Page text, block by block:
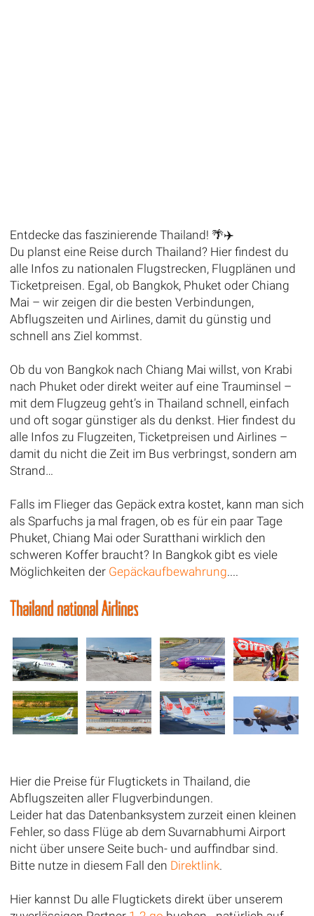
Entdecke das faszinierende Thailand! 🌴✈️
Du planst eine Reise durch Thailand? Hier findest du
alle Infos zu nationalen Flugstrecken, Flugplänen und
Ticketpreisen. Egal, ob Bangkok, Phuket oder Chiang
Mai – wir zeigen dir die besten Verbindungen,
Abflugszeiten und Airlines, damit du günstig und
schnell ans Ziel kommst.
Ob du von Bangkok nach Chiang Mai willst, von Krabi
nach Phuket oder direkt weiter auf eine Trauminsel –
mit dem Flugzeug geht’s in Thailand schnell, einfach
und oft sogar günstiger als du denkst. Hier findest du
alle Infos zu Flugzeiten, Ticketpreisen und Airlines –
damit du nicht die Zeit im Bus verbringst, sondern am
Strand…
Falls im Flieger das Gepäck extra kostet, kann man sich
als Sparfuchs ja mal fragen, ob es für ein paar Tage
Phuket, Chiang Mai oder Suratthani wirklich den
schweren Koffer braucht? In Bangkok gibt es viele
Möglichkeiten der Gepäckaufbewahrung....
Thailand national Airlines
Hier die Preise für Flugtickets in Thailand, die
Abflugszeiten aller Flugverbindungen.
Leider hat das Datenbanksystem zurzeit einen kleinen
Fehler, so dass Flüge ab dem Suvarnabhumi Airport
nicht über unsere Seite buch- und auffindbar sind.
Bitte nutze in diesem Fall den Direktlink.
Hier kannst Du alle Flugtickets direkt über unserem